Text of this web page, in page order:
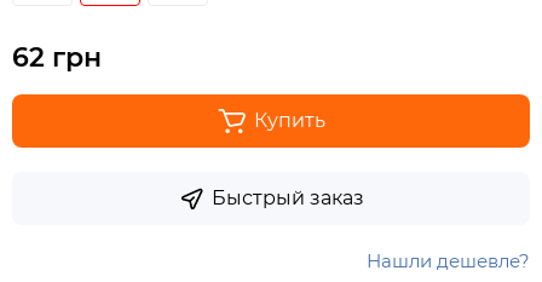
62 грн
Купить
Быстрый заказ
Нашли дешевле?